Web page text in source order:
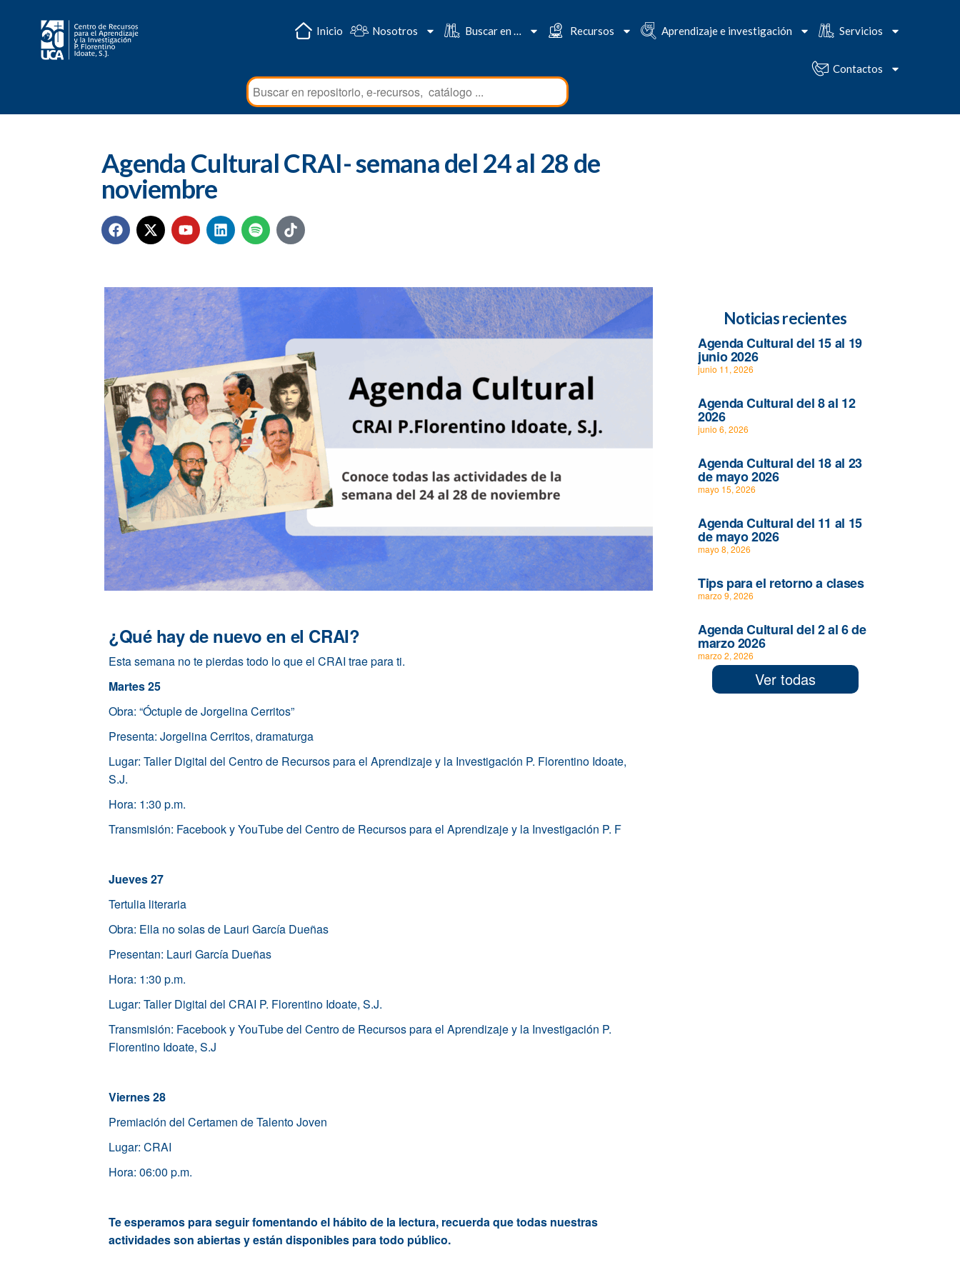
Inicio Nosotros Buscar en … Recursos Aprendizaje e investigación Servicios
Contactos
Agenda Cultural CRAI- semana del 24 al 28 de
noviembre
¿Qué hay de nuevo en el CRAI?
Esta semana no te pierdas todo lo que el CRAI trae para ti.
Martes 25
Obra: “Óctuple de Jorgelina Cerritos”
Presenta: Jorgelina Cerritos, dramaturga
Lugar: Taller Digital del Centro de Recursos para el Aprendizaje y la Investigación P. Florentino Idoate,
S.J.
Hora: 1:30 p.m.
Transmisión: Facebook y YouTube del Centro de Recursos para el Aprendizaje y la Investigación P. F
Jueves 27
Tertulia literaria
Obra: Ella no solas de Lauri García Dueñas
Presentan: Lauri García Dueñas
Hora: 1:30 p.m.
Lugar: Taller Digital del CRAI P. Florentino Idoate, S.J.
Transmisión: Facebook y YouTube del Centro de Recursos para el Aprendizaje y la Investigación P.
Florentino Idoate, S.J
Viernes 28
Premiación del Certamen de Talento Joven
Lugar: CRAI
Hora: 06:00 p.m.
Te esperamos para seguir fomentando el hábito de la lectura, recuerda que todas nuestras
actividades son abiertas y están disponibles para todo público.
Noticias recientes
Agenda Cultural del 15 al 19
junio 2026
junio 11, 2026
Agenda Cultural del 8 al 12
2026
junio 6, 2026
Agenda Cultural del 18 al 23
de mayo 2026
mayo 15, 2026
Agenda Cultural del 11 al 15
de mayo 2026
mayo 8, 2026
Tips para el retorno a clases
marzo 9, 2026
Agenda Cultural del 2 al 6 de
marzo 2026
marzo 2, 2026
Ver todas